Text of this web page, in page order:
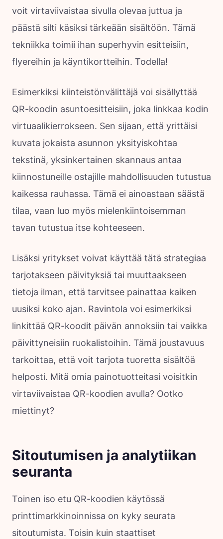
voit virtaviivaistaa sivulla olevaa juttua ja
päästä silti käsiksi tärkeään sisältöön. Tämä
tekniikka toimii ihan superhyvin esitteisiin,
flyereihin ja käyntikortteihin. Todella!
Esimerkiksi kiinteistönvälittäjä voi sisällyttää
QR-koodin asuntoesitteisiin, joka linkkaa kodin
virtuaalikierrokseen. Sen sijaan, että yrittäisi
kuvata jokaista asunnon yksityiskohtaa
tekstinä, yksinkertainen skannaus antaa
kiinnostuneille ostajille mahdollisuuden tutustua
kaikessa rauhassa. Tämä ei ainoastaan säästä
tilaa, vaan luo myös mielenkiintoisemman
tavan tutustua itse kohteeseen.
Lisäksi yritykset voivat käyttää tätä strategiaa
tarjotakseen päivityksiä tai muuttaakseen
tietoja ilman, että tarvitsee painattaa kaiken
uusiksi koko ajan. Ravintola voi esimerkiksi
linkittää QR-koodit päivän annoksiin tai vaikka
päivittyneisiin ruokalistoihin. Tämä joustavuus
tarkoittaa, että voit tarjota tuoretta sisältöä
helposti. Mitä omia painotuotteitasi voisitkin
virtaviivaistaa QR-koodien avulla? Ootko
miettinyt?
Sitoutumisen ja analytiikan
seuranta
Toinen iso etu QR-koodien käytössä
printtimarkkinoinnissa on kyky seurata
sitoutumista. Toisin kuin staattiset